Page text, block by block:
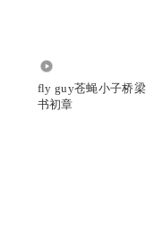
fly guy苍蝇小子桥梁
书初章